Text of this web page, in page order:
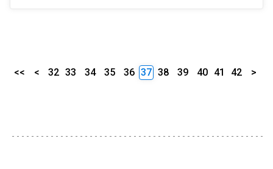
<< < 32 33 34 35 36 37 38 39 40 41 42 >